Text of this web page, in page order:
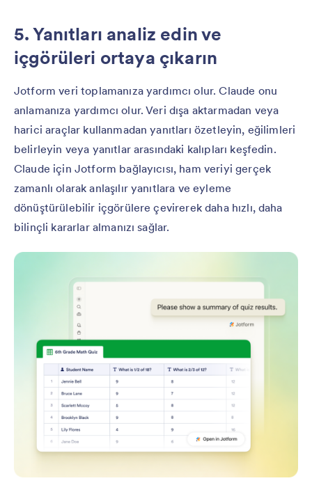
5. Yanıtları analiz edin ve
içgörüleri ortaya çıkarın
Jotform veri toplamanıza yardımcı olur. Claude onu
anlamanıza yardımcı olur. Veri dışa aktarmadan veya
harici araçlar kullanmadan yanıtları özetleyin, eğilimleri
belirleyin veya yanıtlar arasındaki kalıpları keşfedin.
Claude için Jotform bağlayıcısı, ham veriyi gerçek
zamanlı olarak anlaşılır yanıtlara ve eyleme
dönüştürülebilir içgörülere çevirerek daha hızlı, daha
bilinçli kararlar almanızı sağlar.